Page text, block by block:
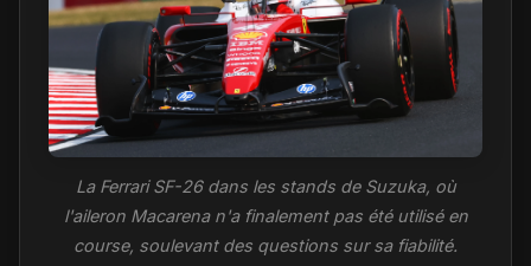
La Ferrari SF-26 dans les stands de Suzuka, où
l'aileron Macarena n'a finalement pas été utilisé en
course, soulevant des questions sur sa fiabilité.